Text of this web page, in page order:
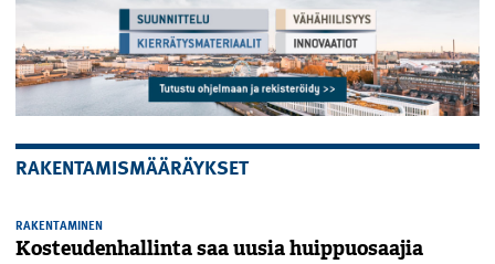
RAKENTAMISMÄÄRÄYKSET
RAKENTAMINEN
Kosteudenhallinta saa uusia huippuosaajia